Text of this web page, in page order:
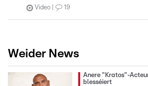
Video 19
Weider News
Anere "Kratos"-
blesséiert